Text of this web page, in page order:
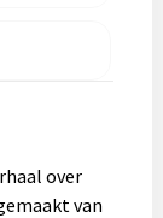
over
van